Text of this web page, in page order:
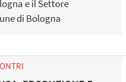
e il Settore
di Bologna